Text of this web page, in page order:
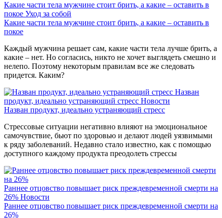
Какие части тела мужчине стоит брить, а какие – оставить в
покое Уход за собой
Какие части тела мужчине стоит брить, а какие – оставить в
покое
Каждый мужчина решает сам, какие части тела лучше брить, а
какие – нет. Но согласись, никто не хочет выглядеть смешно и
нелепо. Поэтому некоторым правилам все же следовать
придется. Каким?
Назван
продукт, идеально устраняющий стресс Новости
Назван продукт, идеально устраняющий стресс
Стрессовые ситуации негативно влияют на эмоциональное
самочувствие, бьют по здоровью и делают людей уязвимыми
к ряду заболеваний. Недавно стало известно, как с помощью
доступного каждому продукта преодолеть стрессы
Раннее отцовство повышает риск преждевременной смерти на
26% Новости
Раннее отцовство повышает риск преждевременной смерти на
26%